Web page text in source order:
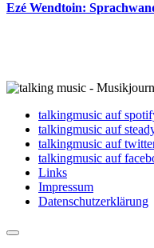
Ezé Wendtoin:
talkingmusic auf
talkingmusic auf
talkingmusic auf
talkingmusic auf
Links
Impressum
Datenschutzerklärung